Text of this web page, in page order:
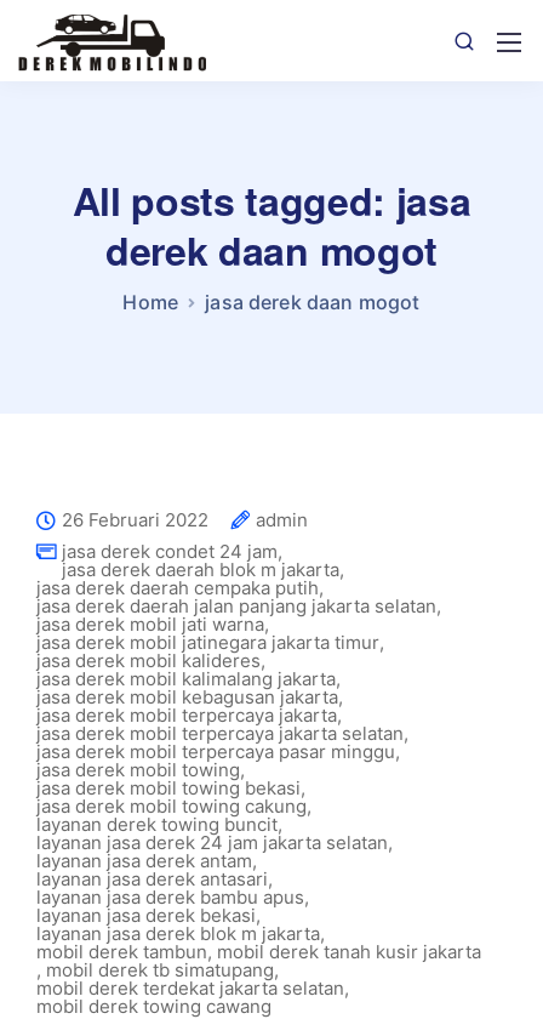
All posts tagged: jasa
derek daan mogot
Home jasa derek daan mogot
26 Februari 2022
admin
jasa derek condet 24 jam,
jasa derek daerah blok m jakarta,
jasa derek daerah cempaka putih,
jasa derek daerah jalan panjang jakarta selatan,
jasa derek mobil jati warna,
jasa derek mobil jatinegara jakarta timur,
jasa derek mobil kalideres,
jasa derek mobil kalimalang jakarta,
jasa derek mobil kebagusan jakarta,
jasa derek mobil terpercaya jakarta,
jasa derek mobil terpercaya jakarta selatan,
jasa derek mobil terpercaya pasar minggu,
jasa derek mobil towing,
jasa derek mobil towing bekasi,
jasa derek mobil towing cakung,
layanan derek towing buncit,
layanan jasa derek 24 jam jakarta selatan,
layanan jasa derek antam,
layanan jasa derek antasari,
layanan jasa derek bambu apus,
layanan jasa derek bekasi,
layanan jasa derek blok m jakarta,
mobil derek tambun, mobil derek tanah kusir jakarta
, mobil derek tb simatupang,
mobil derek terdekat jakarta selatan,
mobil derek towing cawang